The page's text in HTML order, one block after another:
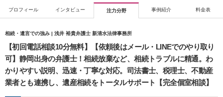
プロフィール インタビュー 注力分野 事例紹介 料金表
相続・遺言での強み | 浅井 裕貴弁護士 新清水法律事務所
【初回電話相談10分無料】【依頼後はメール・LINEでのやり取り
可】静岡出身の弁護士！相続放棄など、相続トラブルに精通。わ
かりやすい説明、迅速・丁寧な対応。司法書士、税理士、不動産
業者とも連携し、遺産相続をトータルサポート【完全個室相談】